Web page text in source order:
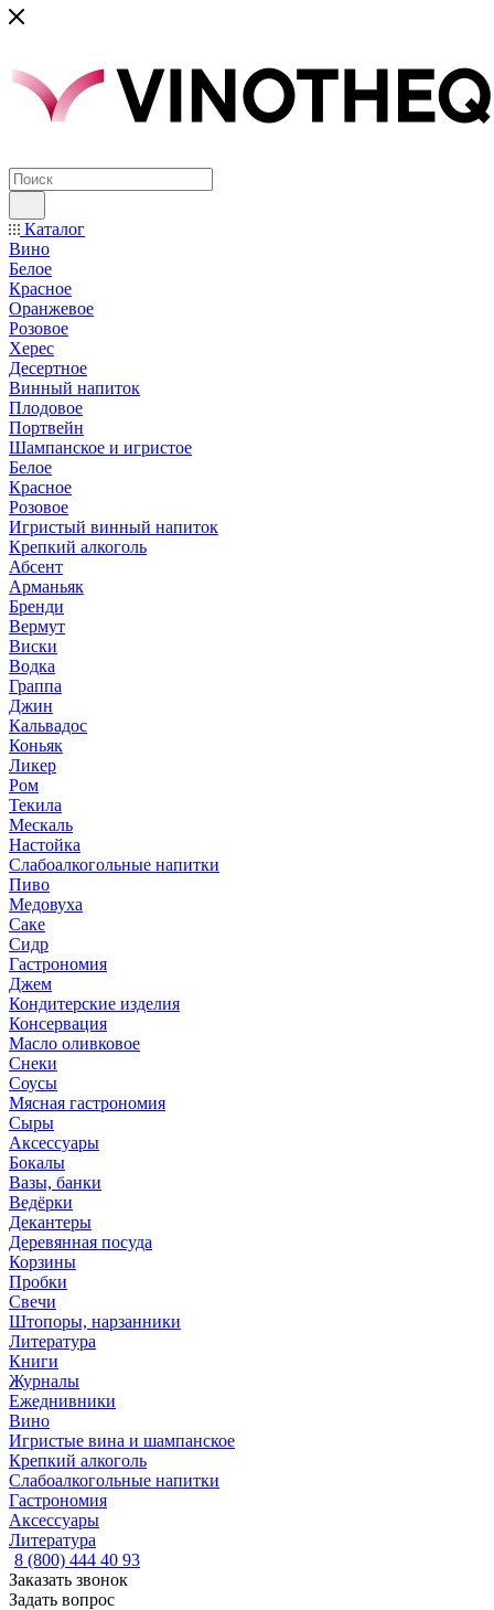
Каталог
Вино
Белое
Красное
Оранжевое
Розовое
Херес
Десертное
Винный напиток
Плодовое
Портвейн
Шампанское и игристое
Белое
Красное
Розовое
Игристый винный напиток
Крепкий алкоголь
Абсент
Арманьяк
Бренди
Вермут
Виски
Водка
Граппа
Джин
Кальвадос
Коньяк
Ликер
Ром
Текила
Мескаль
Настойка
Слабоалкогольные напитки
Пиво
Медовуха
Саке
Сидр
Гастрономия
Джем
Кондитерские изделия
Консервация
Масло оливковое
Снеки
Соусы
Мясная гастрономия
Сыры
Аксессуары
Бокалы
Вазы, банки
Ведёрки
Декантеры
Деревянная посуда
Корзины
Пробки
Свечи
Штопоры, нарзанники
Литература
Книги
Журналы
Ежеднивники
Вино
Игристые вина и шампанское
Крепкий алкоголь
Слабоалкогольные напитки
Гастрономия
Аксессуары
Литература
8 (800) 444 40 93
Заказать звонок
Задать вопрос